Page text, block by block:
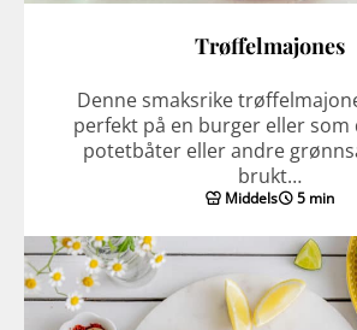
Trøffelmajones
Denne smaksrike
perfekt på en burger eller som
potetbåter eller andre
brukt…
Middels 5 min